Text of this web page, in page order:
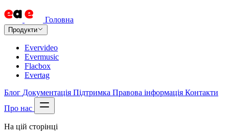
Головна
Продукти
Evervideo
Evermusic
Flacbox
Evertag
Блог Документація Підтримка Правова інформація Контакти
Про нас
На цій сторінці